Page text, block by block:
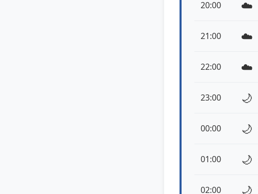
20:00 ☁️
21:00 ☁️
22:00 ☁️
23:00 🌙
00:00 🌙
01:00 🌙
02:00 🌙